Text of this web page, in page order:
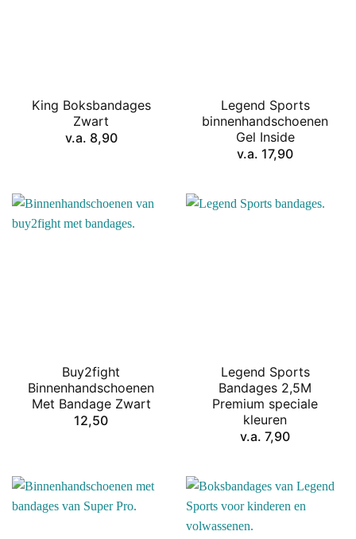
King Boksbandages
Zwart
v.a. 8,90
Legend Sports
binnenhandschoenen
Gel Inside
v.a. 17,90
Buy2fight
Binnenhandschoenen
Met Bandage Zwart
12,50
Legend Sports
Bandages 2,5M
Premium speciale
kleuren
v.a. 7,90